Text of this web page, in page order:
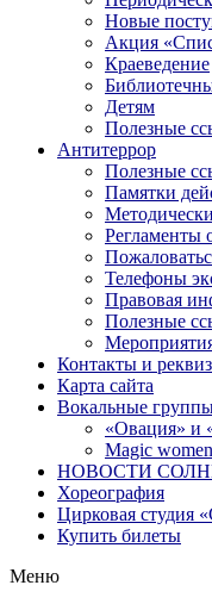
Новые
Акция
Краеведение
Детям
Полезные
Антитеррор
Полезные
Памятки
Регламенты
Телефоны
Правовая
Полезные
Контакты и
Карта сайта
Вокальные
«Овация» и
Magic women
НОВОСТИ
Хореография
Цирковая
Купить билеты
Меню